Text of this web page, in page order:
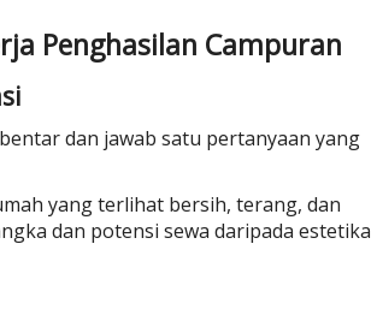
Penghasilan Campuran
dan jawab satu pertanyaan yang
yang terlihat bersih, terang, dan
dan potensi sewa daripada estetika